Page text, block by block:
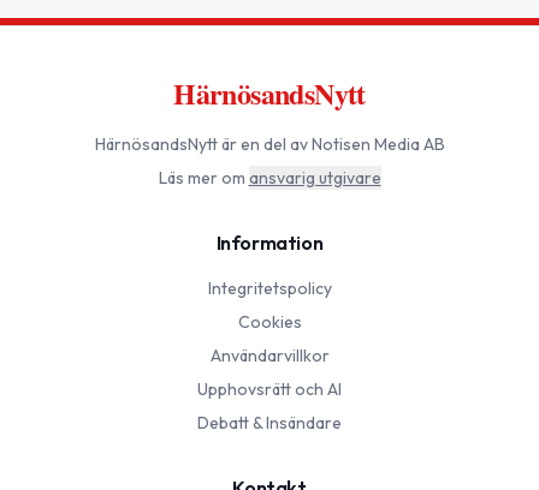
HärnösandsNytt
HärnösandsNyttär en del av Notisen Media AB
Läs mer om ansvarig utgivare
Information
Integritetspolicy
Cookies
Användarvillkor
Upphovsrätt och AI
Debatt & Insändare